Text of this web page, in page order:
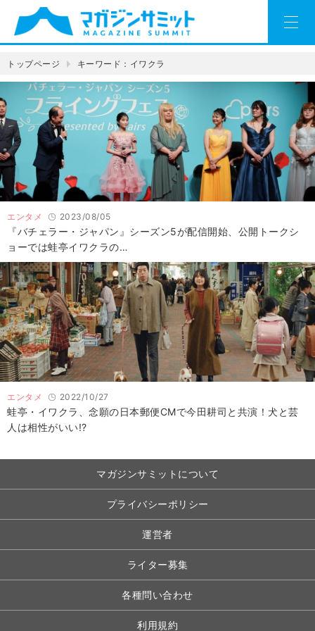
トップページ キーワード：イワクラ
エンタメ 2023/08/05
『バチェラー・ジャパン』シーズン5が配信開始、公開トークシ
ョーでは蛙亭イワクラの…
エンタメ 2022/10/27
蛙亭・イワクラ、念願の日本郵便CMで今田耕司と共演！犬と芸
人は相性がいい!?
マガジンサミットについて
プライバシーポリシー
運営者
ライター募集
各種問い合わせ
利用規約